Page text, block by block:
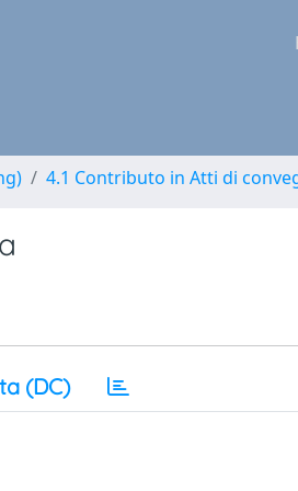
4.1 Contributo in Atti di
(DC)